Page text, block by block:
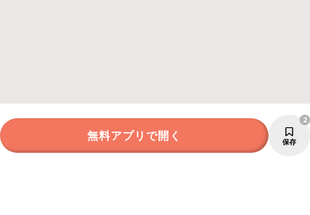
無料アプリで開く 保存
2